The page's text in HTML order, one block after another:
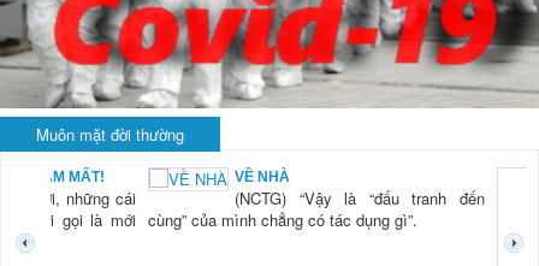
Muôn mặt đời thường
NAM MẤT!
những cái
gọi là mới
VỀ NHÀ
(NCTG) “Vậy là “đấu tranh đến
cùng” của mình chẳng có tác dụng gì”.